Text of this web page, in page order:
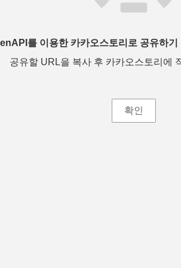
를 이용한 카카오스토리로 공유하
공유할 URL을 복사 후 카카오스토리에
확인